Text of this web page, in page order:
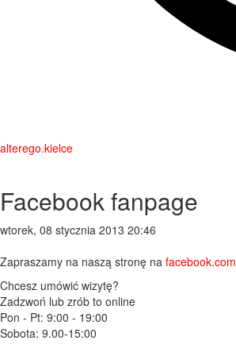
alterego.kielce
Facebook fanpage
wtorek, 08 stycznia 2013 20:46
Zapraszamy na naszą stronę na facebook.com
Chcesz umówić wizytę?
Zadzwoń lub zrób to online
Pon - Pt: 9:00 - 19:00
Sobota: 9.00-15:00